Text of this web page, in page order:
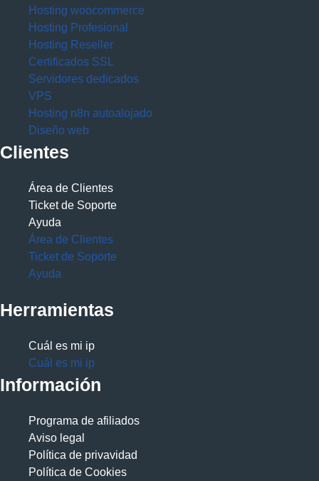
Hosting woocommerce
Hosting Profesional
Hosting Reseller
Certificados SSL
Servidores dedicados
VPS
Hosting n8n autoalojado
Diseño web
Clientes
Área de Clientes
Ticket de Soporte
Ayuda
Área de Clientes
Ticket de Soporte
Ayuda
Herramientas
Cuál es mi ip
Cuál es mi ip
Información
Programa de afiliados
Aviso legal
Política de privavidad
Política de Cookies